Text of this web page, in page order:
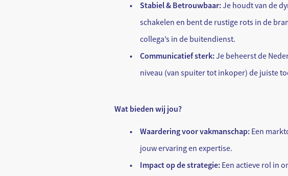
Stabiel & Betrouwbaar:Je houdt van de
schakelen en bent de rustige rots in de
collega’s in de buitendienst.
Communicatief sterk:Je beheerst de
niveau (van spuiter tot inkoper) de juiste
Wat bieden wij jou?
Waardering voor vakmanschap:Een
jouw ervaring en expertise.
Impact op de strategie:Een actieve rol in